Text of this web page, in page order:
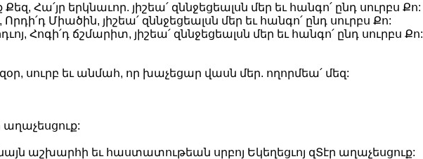
Հա՛յր երկնաւոր. յիշեա՛ զննջեցեալսն մեր եւ հանգո՛ ընդ սուրբս Քո:
Որդի՛դ Միածին, յիշեա՛ զննջեցեալսն մեր եւ հանգո՛ ընդ սուրբս Քո:
Հոգի՛դ ճշմարիտ, յիշեա՛ զննջեցեալսն մեր եւ հանգո՛ ընդ սուրբս Քո:
սուրբ եւ անմահ, որ խաչեցար վասն մեր. ողորմեա՛ մեզ:
աշխարհի եւ հաստատութեան սրբոյ Եկեղեցւոյ զՏէր աղաչեսցուք: